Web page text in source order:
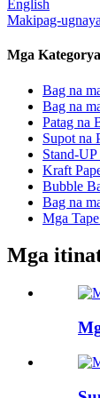
English
Makipag-
Mga Kategorya
Bag na
Bag na
Patag na
Supot na
Stand-
Kraft
Bubble
Bag na
Mga
Mga